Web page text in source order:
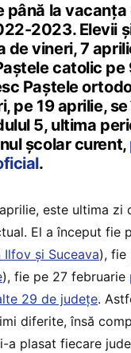
până la
2023. Elevii
de vineri, 7
catolic pe
Paștele
pe 19 aprilie,
5, ultima
școlar curent,
.
este ultima zi
El a început fie
și Suceava), fie
), fie pe 27 februarie
29 de județe.
diferite, însă
a plasat fiecare